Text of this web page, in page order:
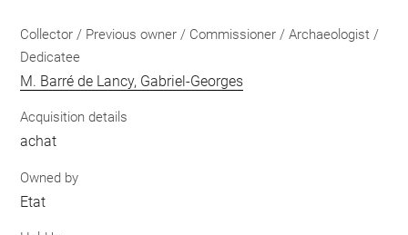
Collector / Previous owner / Commissioner / Archaeologist /
Dedicatee
M. Barré de Lancy, Gabriel-Georges
Acquisition details
achat
Owned by
Etat